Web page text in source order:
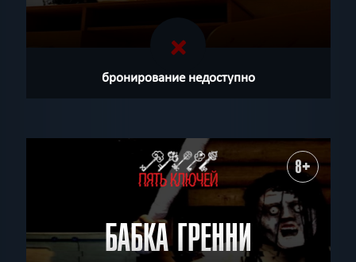
бронирование недоступно
8+
БАБКА ГРЕННИ